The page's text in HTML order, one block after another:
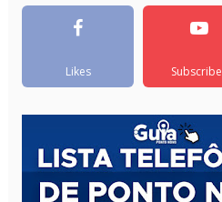
Likes